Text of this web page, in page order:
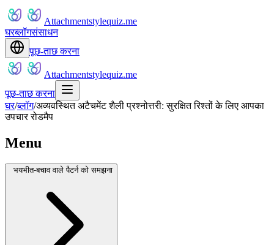
Attachmentstylequiz.me
घरब्लॉगसंसाधन
पूछ-ताछ करना
Attachmentstylequiz.me
पूछ-ताछ करना
घर/ब्लॉग/अव्यवस्थित अटैचमेंट शैली प्रश्नोत्तरी: सुरक्षित रिश्तों के लिए आपका
उपचार रोडमैप
Menu
भयभीत-बचाव वाले पैटर्न को समझना